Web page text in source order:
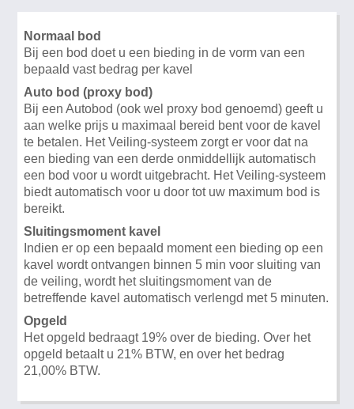
Normaal bod
Bij een bod doet u een bieding in de vorm van een
bepaald vast bedrag per kavel
Auto bod (proxy bod)
Bij een Autobod (ook wel proxy bod genoemd) geeft u
aan welke prijs u maximaal bereid bent voor de kavel
te betalen. Het Veiling-systeem zorgt er voor dat na
een bieding van een derde onmiddellijk automatisch
een bod voor u wordt uitgebracht. Het Veiling-systeem
biedt automatisch voor u door tot uw maximum bod is
bereikt.
Sluitingsmoment kavel
Indien er op een bepaald moment een bieding op een
kavel wordt ontvangen binnen 5 min voor sluiting van
de veiling, wordt het sluitingsmoment van de
betreffende kavel automatisch verlengd met 5 minuten.
Opgeld
Het opgeld bedraagt 19% over de bieding. Over het
opgeld betaalt u 21% BTW, en over het bedrag
21,00% BTW.